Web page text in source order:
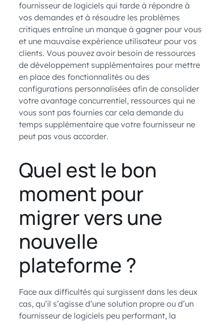
fournisseur de logiciels qui tarde à répondre à
vos demandes et à résoudre les problèmes
critiques entraîne un manque à gagner pour vous
et une mauvaise expérience utilisateur pour vos
clients. Vous pouvez avoir besoin de ressources
de développement supplémentaires pour mettre
en place des fonctionnalités ou des
configurations personnalisées afin de consolider
votre avantage concurrentiel, ressources qui ne
vous sont pas fournies car cela demande du
temps supplémentaire que votre fournisseur ne
peut pas vous accorder.
Quel est le bon
moment pour
migrer vers une
nouvelle
plateforme ?
Face aux difficultés qui surgissent dans les deux
cas, qu’il s’agisse d’une solution propre ou d’un
fournisseur de logiciels peu performant, la